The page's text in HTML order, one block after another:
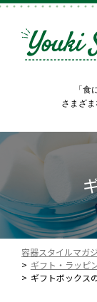
「食
さまざ
容器スタイルマガ
ギフト・ラッピ
ギフトボックス